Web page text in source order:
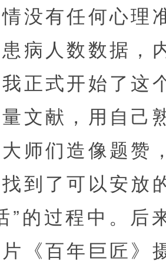
没有任何心理
病人数数据，
正式开始了这
文献，用自己
师们造像题赞
到了可以安放
”的过程中。后
《百年巨匠》